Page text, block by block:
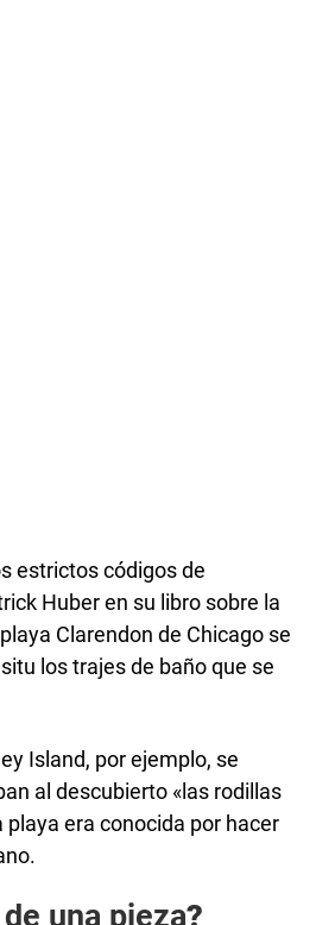
estrictos códigos de
Huber en su libro sobre la
Clarendon de Chicago se
los trajes de baño que se
Island, por ejemplo, se
al descubierto «las rodillas
playa era conocida por hacer
una pieza?